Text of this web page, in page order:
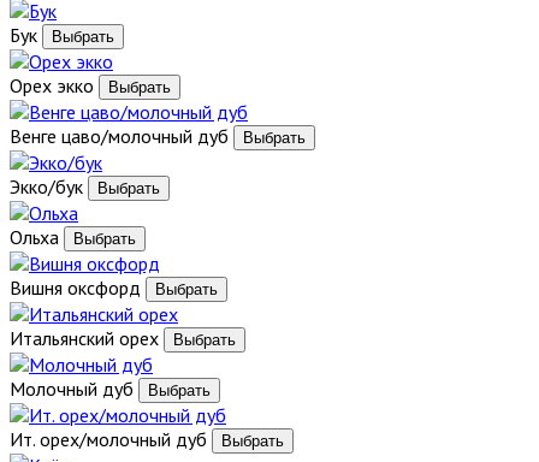
Бук
Орех экко
Венге цаво/молочный дуб
Экко/бук
Ольха
Вишня оксфорд
Итальянский орех
Молочный дуб
Ит. орех/молочный дуб